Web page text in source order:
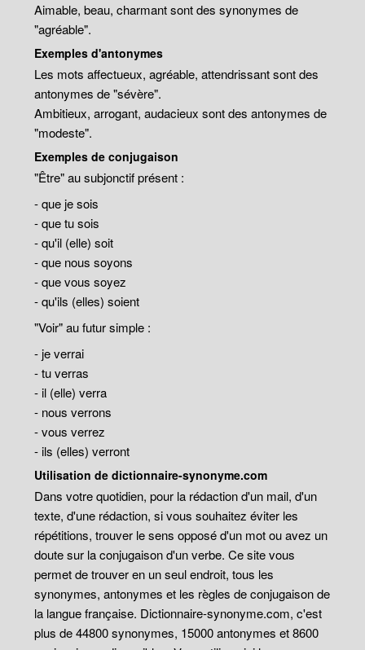
Aimable, beau, charmant sont des synonymes de
"agréable".
Exemples d'antonymes
Les mots affectueux, agréable, attendrissant sont des
antonymes de "sévère".
Ambitieux, arrogant, audacieux sont des antonymes de
"modeste".
Exemples de conjugaison
"Être" au subjonctif présent :
- que je sois
- que tu sois
- qu'il (elle) soit
- que nous soyons
- que vous soyez
- qu'ils (elles) soient
"Voir" au futur simple :
- je verrai
- tu verras
- il (elle) verra
- nous verrons
- vous verrez
- ils (elles) verront
Utilisation de dictionnaire-synonyme.com
Dans votre quotidien, pour la rédaction d'un mail, d'un
texte, d'une rédaction, si vous souhaitez éviter les
répétitions, trouver le sens opposé d'un mot ou avez un
doute sur la conjugaison d'un verbe. Ce site vous
permet de trouver en un seul endroit, tous les
synonymes, antonymes et les règles de conjugaison de
la langue française. Dictionnaire-synonyme.com, c'est
plus de 44800 synonymes, 15000 antonymes et 8600